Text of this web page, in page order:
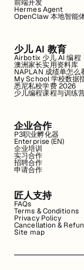
前端开发
Hermes Agent
OpenClaw 本地智能
少儿 AI 教育
Airbotix 少儿 AI 编程
澳洲家长实用资料库
NAPLAN 成绩单怎么
My School 学校数据
悉尼私校学费 2026
少儿编程课程与训练
企业合作
P3职业孵化器
Enterprise (EN)
企业培训
实习合作
招聘合作
申请合作
匠人支持
FAQs
Terms & Conditions
Privacy Policy
Cancellation &
Site map